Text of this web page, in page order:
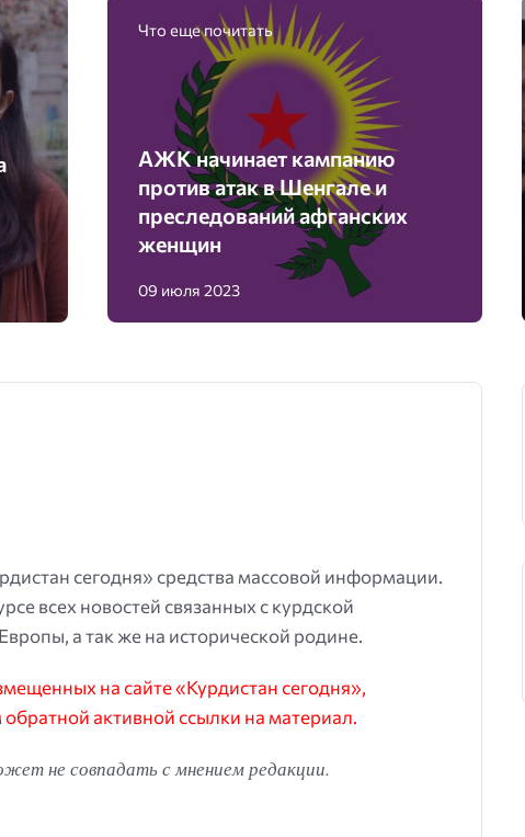
Что еще почитать
АЖК начинает кампанию
против атак в Шенгале и
преследований афганских
женщин
09 июля 2023
сегодня» средства массовой информации.
всех новостей связанных с курдской
а так же на исторической родине.
на сайте «Курдистан сегодня»,
активной ссылки на материал.
не совпадать с мнением редакции.